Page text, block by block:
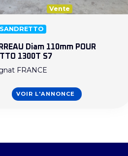
Vente
Diam 110mm POUR
1300T S7
FRANCE
VOIR L'ANNONCE